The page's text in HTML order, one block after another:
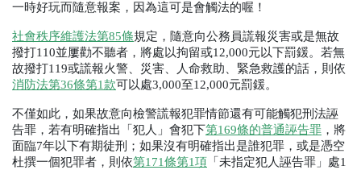
一時好玩而隨意報案，因為這可是會觸法的喔！
社會秩序維護法第85條規定，隨意向公務員謊報災害或是無故
撥打110並屢勸不聽者，將處以拘留或12,000元以下罰鍰。若無
故撥打119或謊報火警、災害、人命救助、緊急救護的話，則依
消防法第36條第1款可以處3,000至12,000元罰鍰。
不僅如此，如果故意向檢警謊報犯罪情節還有可能觸犯刑法誣
告罪，若有明確指出「犯人」會犯下第169條的普通誣告罪 ，將
面臨7年以下有期徒刑；如果沒有明確指出是誰犯罪，或是憑空
杜撰一個犯罪者，則依第171條第1項 「未指定犯人誣告罪」處1